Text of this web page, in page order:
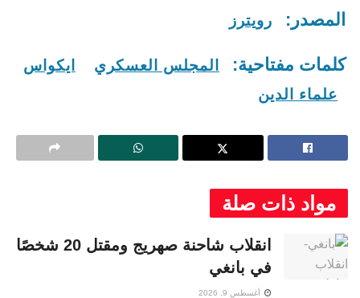
المصدر: رويترز
كلمات مفتاحية: المجلس العسكري
ايكواس
علماء الدين
مواد ذات صلة
انقلاب شاحنة صهريج ومقتل 20 شخصًا
في بانغي
أغسطس 9, 2026